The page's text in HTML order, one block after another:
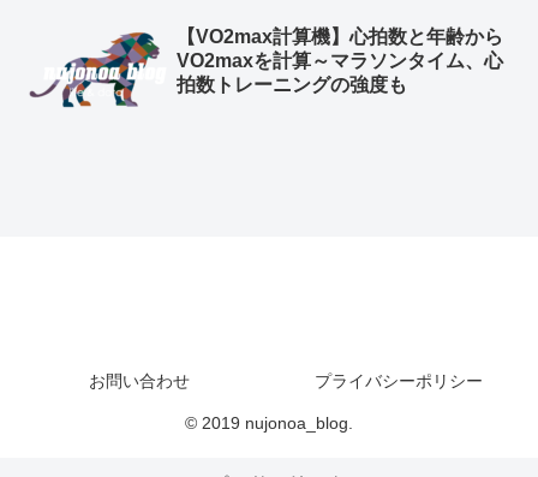
【VO2max計算機】心拍数と年齢から
VO2maxを計算～マラソンタイム、心
拍数トレーニングの強度も
お問い合わせ プライバシーポリシー
© 2019 nujonoa_blog.